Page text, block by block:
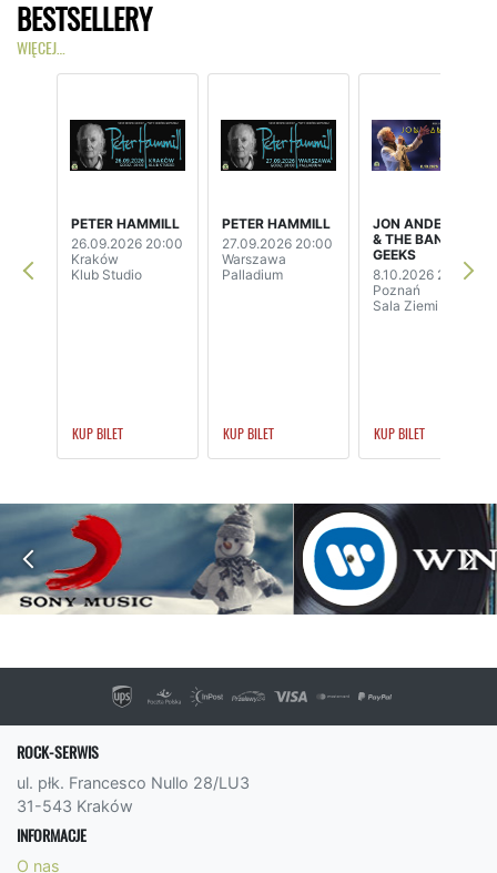
BESTSELLERY
WIĘCEJ…
PETER HAMMILL
26.09.2026 20:00
Kraków
Klub Studio
KUP BILET
PETER HAMMILL
27.09.2026 20:00
Warszawa
Palladium
KUP BILET
JON ANDERSON
& THE BAND
GEEKS
8.10.2026 20:00
Poznań
Sala Ziemi
KUP BILET
ROCK-SERWIS
ul. płk. Francesco Nullo 28/LU3
31-543 Kraków
INFORMACJE
O nas